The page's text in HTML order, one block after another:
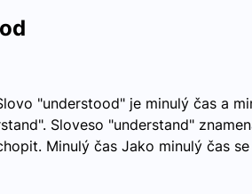
"understood" je minulý čas a
Sloveso "understand"
Minulý čas Jako minulý čas se